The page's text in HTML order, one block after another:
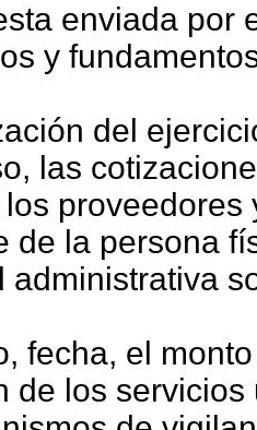
enviada por
y
del
las
proveedores
de la persona
administrativa
fecha, el
de los servicios